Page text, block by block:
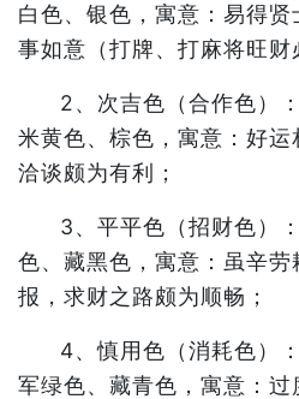
白色、银色，寓意：易得
事如意（打牌、打麻将旺财
2、次吉色（合作色）：
米黄色、棕色，寓意：好
洽谈颇为有利；
3、平平色（招财色）：
色、藏黑色，寓意：虽辛劳
报，求财之路颇为顺畅；
4、慎用色（消耗色）：
军绿色、藏青色，寓意：过